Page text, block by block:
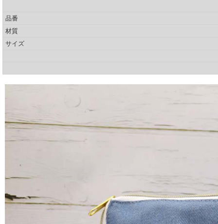
品番
材質
サイズ